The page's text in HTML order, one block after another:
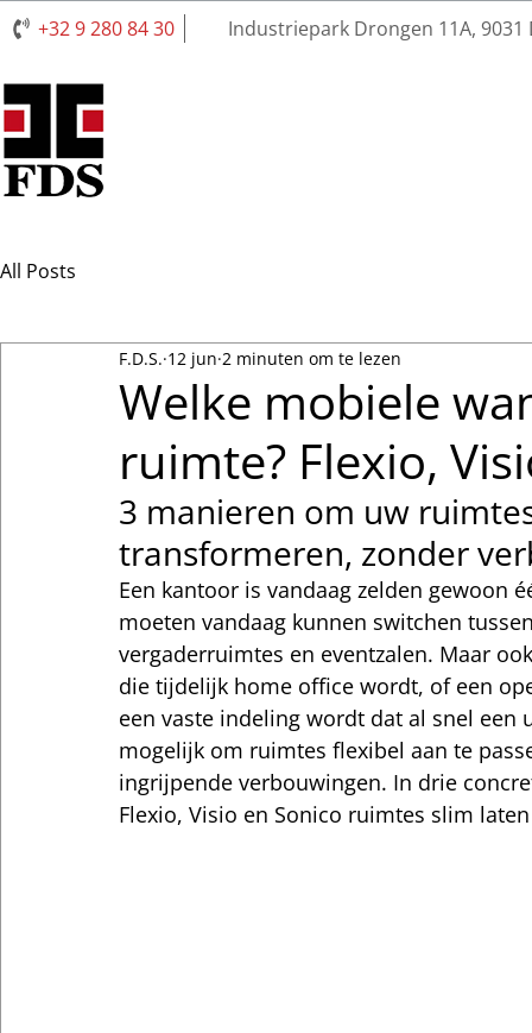
+32 9 280 84 30 Industriepark Drongen 11A, 9031
All Posts
Welke mobiele
ruimte? Flexio,
F.D.S. 12 jun 2 minuten om te lezen
3 manieren om uw
transformeren, zonder
Een kantoor is vandaag zelden gewoon
moeten vandaag kunnen switchen
vergaderruimtes en eventzalen. Maar
die tijdelijk home office wordt, of een
een vaste indeling wordt dat al snel
mogelijk om ruimtes flexibel aan te
ingrijpende verbouwingen. In drie
Flexio, Visio en Sonico ruimtes slim